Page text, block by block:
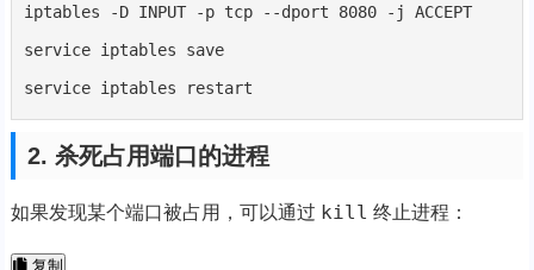
iptables -D INPUT -p tcp --dport 8080 -j ACCEPT
service iptables save
service iptables restart
2. 杀死占用端口的进程
如果发现某个端口被占用，可以通过 kill 终止进程：
复制